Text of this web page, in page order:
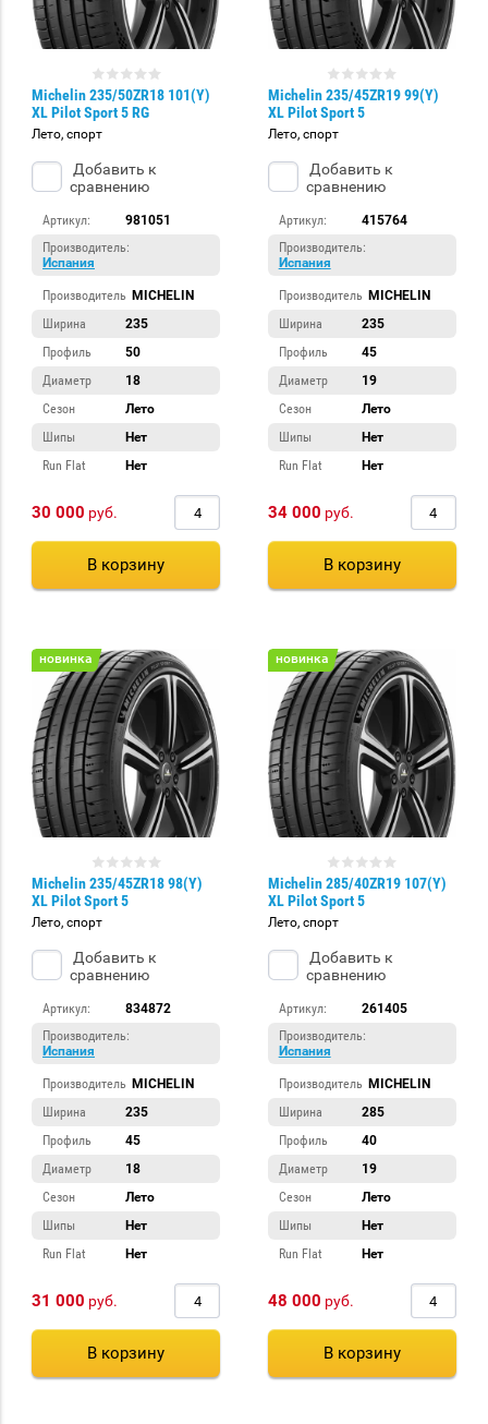
Michelin 235/50ZR18 101(Y)
XL Pilot Sport 5 RG
Лето, спорт
Добавить к
сравнению
Артикул:
981051
Производитель:
Испания
Производитель MICHELIN
Ширина
235
Профиль
50
Диаметр
18
Сезон
Лето
Шипы
Нет
Run Flat
Нет
30 000 руб.
В корзину
Michelin 235/45ZR19 99(Y)
XL Pilot Sport 5
Лето, спорт
Добавить к
сравнению
Артикул:
415764
Производитель:
Испания
Производитель MICHELIN
Ширина
235
Профиль
45
Диаметр
19
Сезон
Лето
Шипы
Нет
Run Flat
Нет
34 000 руб.
В корзину
новинка
Michelin 235/45ZR18 98(Y)
XL Pilot Sport 5
Лето, спорт
Добавить к
сравнению
Артикул:
834872
Производитель:
Испания
Производитель MICHELIN
Ширина
235
Профиль
45
Диаметр
18
Сезон
Лето
Шипы
Нет
Run Flat
Нет
31 000 руб.
В корзину
новинка
Michelin 285/40ZR19 107(Y)
XL Pilot Sport 5
Лето, спорт
Добавить к
сравнению
Артикул:
261405
Производитель:
Испания
Производитель MICHELIN
Ширина
285
Профиль
40
Диаметр
19
Сезон
Лето
Шипы
Нет
Run Flat
Нет
48 000 руб.
В корзину